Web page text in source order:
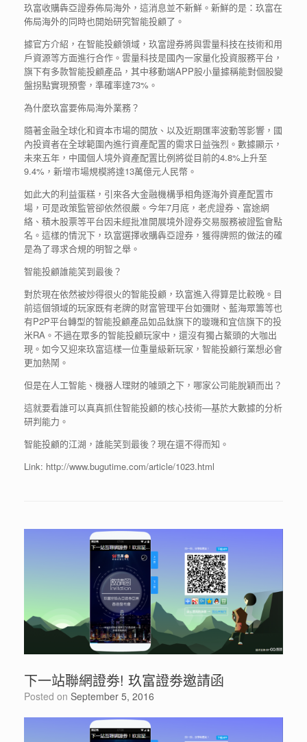
玖富收購犇亞證券佈局海外，這消息並不新鮮。新鮮的是：玖富在
佈局海外的同時也開始研究智能投顧了。
據官方介紹，在智能投顧領域，玖富證券將與雲量科技在技術和用
戶資源等方面進行合作。雲量科技是國內一家量化投資服務平台，
旗下有多款智能投顧產品，其中移動端APP股小量據稱能對個股變
盤拐點實現預警，準確率達73%。
為什麼玖富要佈局海外業務？
隨著金融全球化和資本市場的開放、以及近期匯率波動等影響，國
內投資者在全球範圍內進行資產配置的需求日益強烈。數據顯示，
未來五年，中國個人境外資產配置比例將從目前的4.8%上升至
9.4%，新增市場規模將達13萬億元人民幣。
如此大的利益蛋糕，引來各大金融機構爭相角逐海外資產配置市
場，可是政策監管卻依然很嚴。今年7月底，老虎證券、富途網
絡、積木股票等平台因未經批准開展境外證券交易服務被證監會點
名。這樣的情況下，玖富選擇收購犇亞證券，獲得牌照的做法的確
是為了尋求合規的明智之舉。
智能投顧誰能笑到最後？
對於現在依然被炒得很火的智能投顧，玖富進入得算是比較晚。目
前這個領域的玩家既有老牌的財富管理平台如彌財、藍海眾籌等也
有P2P平台轉型的智能投顧產品如品鈦旗下的璇璣和宜信旗下的投
米RA。不過在眾多的智能投顧玩家中，還沒有獨占鰲頭的大咖出
現。如今又迎來玖富這樣一位重量級新玩家，智能投顧行業想必會
更加熱鬧。
但是在人工智能、機器人理財的噱頭之下，哪家公司能脫穎而出？
這就要看誰可以真真抓住智能投顧的核心技術—基於大數據的分析
研判能力。
智能投顧的江湖，誰能笑到最後？現在還不得而知。
Link: http://www.bugutime.com/article/1023.html
下一站聯網證劵! 玖富證劵邀請函
Posted on September 5, 2016